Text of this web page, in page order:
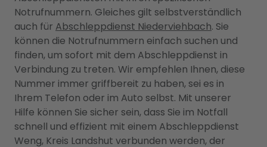
Notrufnummern. Gleiches gilt selbstverständlich
auch für Abschleppdienst Niederviehbach. Sie
können die Notrufnummern einfach suchen und
finden, um sofort mit dem Abschleppdienst in
Verbindung zu treten. Wir empfehlen Ihnen, diese
Nummer immer griffbereit zu haben, sei es in
Ihrem Telefon oder im Auto selbst. Mit unserer
Hilfe können Sie sicher sein, dass Sie im Notfall
schnell und effizient mit einem Abschleppdienst
Weng, Kreis Landshut verbunden werden, der